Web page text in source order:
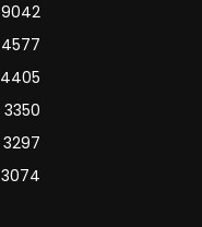
9042
4577
4405
3350
3297
3074